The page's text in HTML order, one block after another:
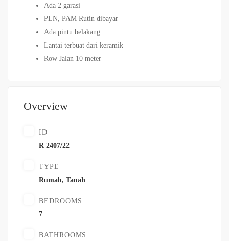
Ada 2 garasi
PLN, PAM Rutin dibayar
Ada pintu belakang
Lantai terbuat dari keramik
Row Jalan 10 meter
Overview
ID
R 2407/22
TYPE
Rumah, Tanah
BEDROOMS
7
BATHROOMS